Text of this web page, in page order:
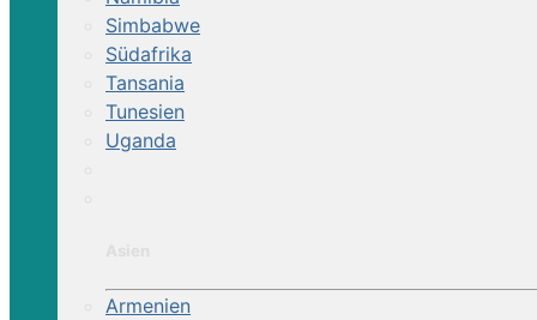
Simbabwe
Südafrika
Tansania
Tunesien
Uganda
Armenien